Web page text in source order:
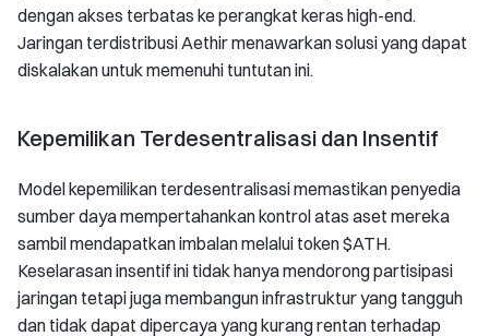
dengan akses terbatas ke perangkat keras high-end.
Jaringan terdistribusi Aethir menawarkan solusi yang dapat
diskalakan untuk memenuhi tuntutan ini.
Kepemilikan Terdesentralisasi dan Insentif
Model kepemilikan terdesentralisasi memastikan penyedia
sumber daya mempertahankan kontrol atas aset mereka
sambil mendapatkan imbalan melalui token $ATH.
Keselarasan insentif ini tidak hanya mendorong partisipasi
jaringan tetapi juga membangun infrastruktur yang tangguh
dan tidak dapat dipercaya yang kurang rentan terhadap